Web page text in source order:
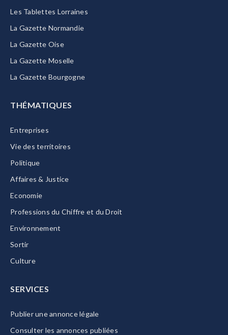
Les Tablettes Lorraines
La Gazette Normandie
La Gazette Oise
La Gazette Moselle
La Gazette Bourgogne
THÉMATIQUES
Entreprises
Vie des territoires
Politique
Affaires & Justice
Economie
Professions du Chiffre et du Droit
Environnement
Sortir
Culture
SERVICES
Publier une annonce légale
Consulter les annonces publiées